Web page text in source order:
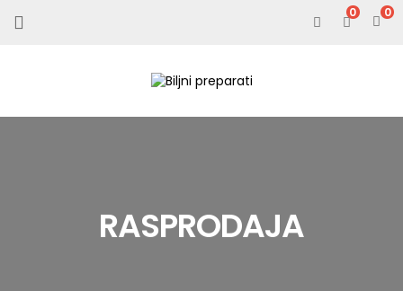
0
RASPRODAJA